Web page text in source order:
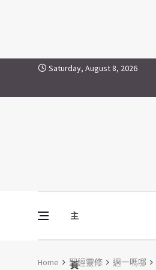
Skip to contentSaturday, August 8, 2026
主
頁
Vine Media
葡萄樹傳媒
Home 聖經靈修 週一嗎哪